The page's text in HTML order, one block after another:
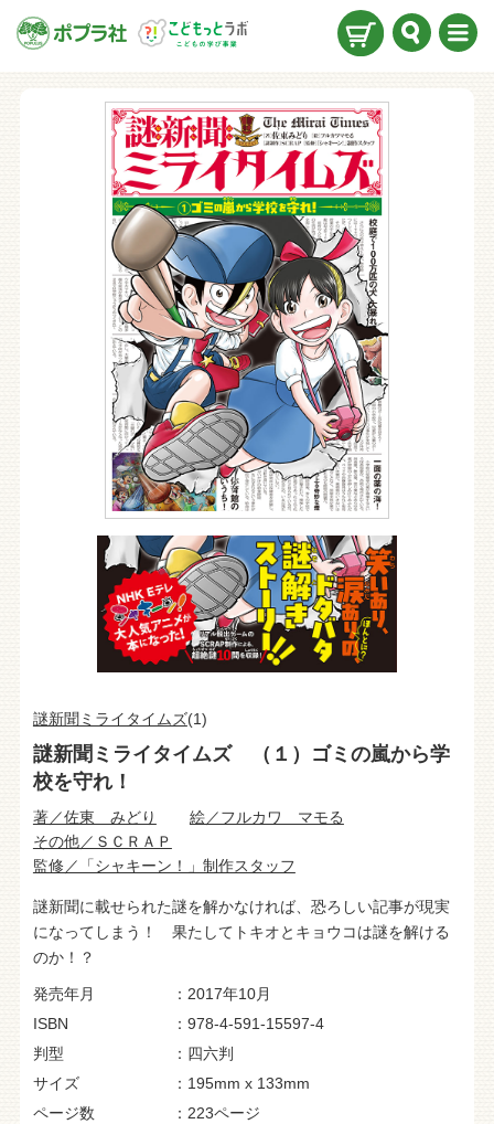
ュー
謎新聞ミライタイムズ(1)
謎新聞ミライタイムズ （１）ゴミの嵐から学
校を守れ！
著／佐東 みどり
絵／フルカワ マモる
その他／ＳＣＲＡＰ
監修／「シャキーン！」制作スタッフ
謎新聞に載せられた謎を解かなければ、恐ろしい記事が現実
になってしまう！ 果たしてトキオとキョウコは謎を解ける
のか！？
発売年月
2017年10月
ISBN
978-4-591-15597-4
判型
四六判
サイズ
195mm x 133mm
ページ数
223ページ